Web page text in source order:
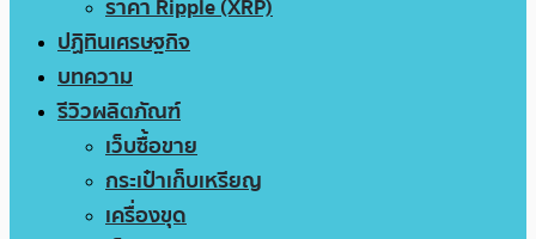
ราคา Ripple (XRP)
ปฏิทินเศรษฐกิจ
บทความ
รีวิวผลิตภัณฑ์
เว็บซื้อขาย
กระเป๋าเก็บเหรียญ
เครื่องขุด